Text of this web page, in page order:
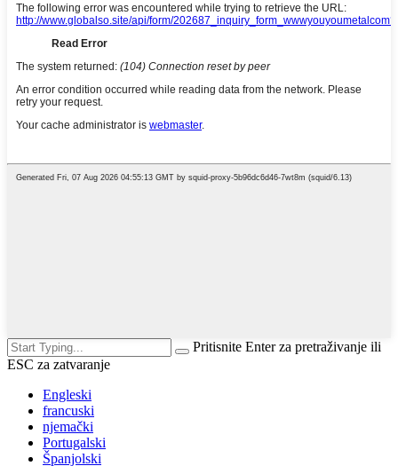
Pritisnite Enter za pretraživanje ili
ESC za zatvaranje
Engleski
francuski
njemački
Portugalski
Španjolski